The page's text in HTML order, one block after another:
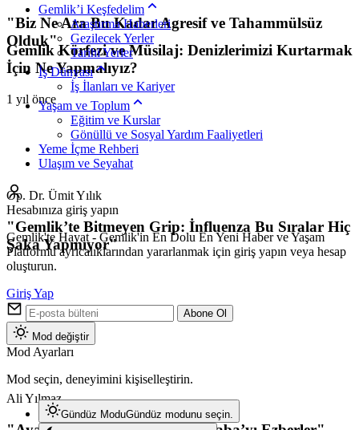
Gemlik Körfezi ve Müsilaj: Denizlerimizi Kurtarmak
İçin Ne Yapmalıyız?
1 yıl önce
"Biz Ne Ara Bu Kadar Agresif ve Tahammülsüz
Olduk"
Op. Dr. Ümit Yılık
"Gemlik’te Bitmeyen Grip: İnfluenza Bu Sıralar Hiç
Şaka Yapmıyor"
Ali Yılmaz
Gemlik’i Keşfedelim
Araştırma Haberleri
Gezilecek Yerler
Tarihi Yerler
İş Dünyası
İş İlanları ve Kariyer
Yaşam ve Toplum
Eğitim ve Kurslar
Gönüllü ve Sosyal Yardım Faaliyetleri
Yeme İçme Rehberi
Ulaşım ve Seyahat
Hesabınıza giriş yapın
Gemlik'te Hayat - Gemlik'in En Dolu En Yeni Haber ve Yaşam
Platformu ayrıcalıklarından yararlanmak için giriş yapın veya hesap
oluşturun.
Giriş Yap
Abone Ol
Mod değiştir
Mod Ayarları
Mod seçin, deneyimini kişiselleştirin.
Gündüz ModuGündüz modunu seçin.